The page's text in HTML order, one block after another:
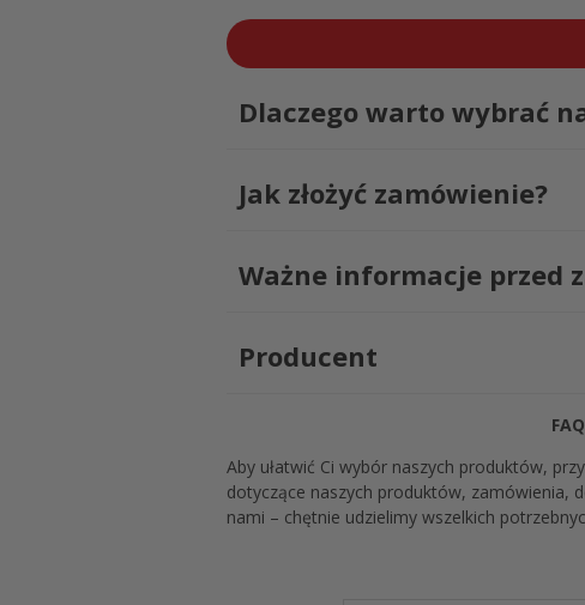
Jak zamówić
Proces personalizacji tego prezentu jest
Kod Produktu: Ramka na 12 zdjęć z
Dlaczego warto wybrać
Jak złożyć zamówienie?
Ważne informacje przed
Producent
Aby ułatwić Ci wybór naszych produktów,
dotyczące naszych produktów, zamówienia,
nami – chętnie udzielimy wszelkich